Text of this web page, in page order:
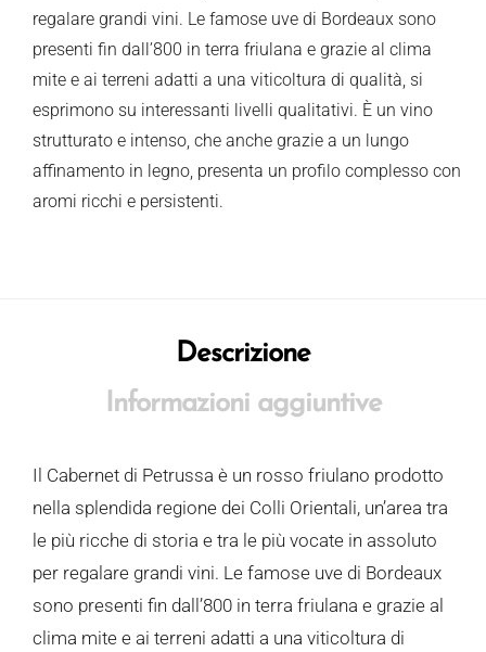
regalare grandi vini. Le famose uve di Bordeaux sono
presenti fin dall’800 in terra friulana e grazie al clima
mite e ai terreni adatti a una viticoltura di qualità, si
esprimono su interessanti livelli qualitativi. È un vino
strutturato e intenso, che anche grazie a un lungo
affinamento in legno, presenta un profilo complesso con
aromi ricchi e persistenti.
Descrizione
Informazioni aggiuntive
Il Cabernet di Petrussa è un rosso friulano prodotto
nella splendida regione dei Colli Orientali, un’area tra
le più ricche di storia e tra le più vocate in assoluto
per regalare grandi vini. Le famose uve di Bordeaux
sono presenti fin dall’800 in terra friulana e grazie al
clima mite e ai terreni adatti a una viticoltura di